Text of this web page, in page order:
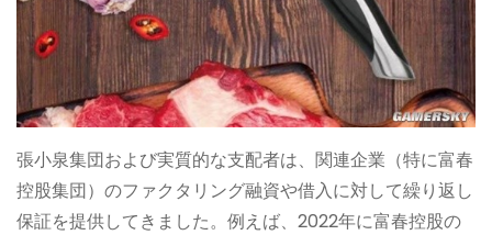
張小泉集団および実質的な支配者は、関連企業（特に富春
控股集団）のファクタリング融資や借入に対して繰り返し
保証を提供してきました。例えば、2022年に富春控股の